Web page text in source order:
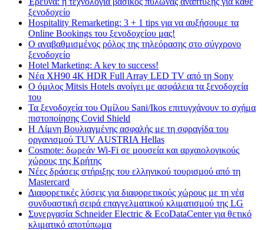
ξενοδοχείο
Hospitality Remarketing: 3 + 1 tips για να αυξήσουμε τα
Online Bookings του ξενοδοχείου μας!
Ο αναβαθμισμένος ρόλος της τηλεόρασης στο σύγχρονο
ξενοδοχείο
Hotel Marketing: A key to success!
Νέα XH90 4K HDR Full Array LED TV από τη Sony
Ο όμιλος Mitsis Hotels ανοίγει με ασφάλεια τα ξενοδοχεία
του
Τα ξενοδοχεία του Ομίλου Sani/Ikos επιτυγχάνουν το σχήμα
πιστοποίησης Covid Shield
H Λίμνη Βουλιαγμένης ασφαλής με τη σφραγίδα του
οργανισμού TUV AUSTRIA Hellas
Cosmote: δωρεάν Wi-Fi σε μουσεία και αρχαιολογικούς
χώρους της Κρήτης
Νέες δράσεις στήριξης του ελληνικού τουρισμού από τη
Mastercard
Διαφορετικές λύσεις για διαφορετικούς χώρους με τη νέα
συνδυαστική σειρά επαγγελματικού κλιματισμού της LG
Συνεργασία Schneider Electric & EcoDataCenter για θετικό
κλιματικό αποτύπωμα